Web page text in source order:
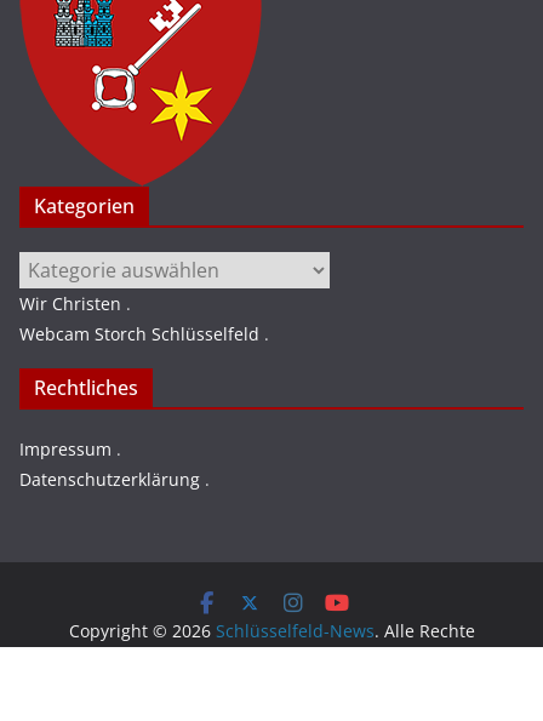
Kategorien
Kategorien
Wir Christen .
Webcam Storch Schlüsselfeld .
Rechtliches
Impressum .
Datenschutzerklärung .
Copyright © 2026 Schlüsselfeld-News. Alle Rechte